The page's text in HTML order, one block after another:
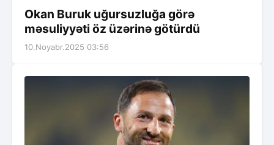
Okan Buruk uğursuzluğa görə
məsuliyyəti öz üzərinə götürdü
10.Noyabr.2025 03:56